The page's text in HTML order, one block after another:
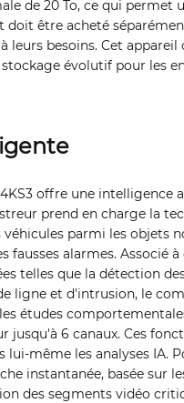
de 20 To, ce qui permet
être acheté
leurs besoins. Cet
évolutif pour les
offre une intelligence
prend en charge la
parmi les objets
alarmes. Associé à
telles que la détection
ligne et d'intrusion, le
études
jusqu'à 6 canaux. Ces
même les analyses IA.
instantanée, basée sur
des segments vidéo